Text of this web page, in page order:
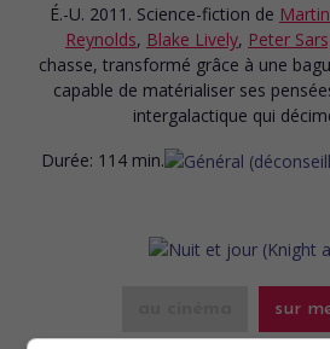
É.-U. 2011. Science-fiction de
Reynolds, Blake Lively, Peter
chasse, transformé grâce à une
capable de matérialiser ses
intergalactique qui
Durée: 114 min.
sur